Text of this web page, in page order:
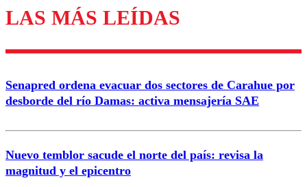
Los comentarios son moderados para garantizar un
diálogo respetuoso.
Correo
LAS MÁS LEÍDAS
Senapred ordena evacuar dos sectores de Carahue por
desborde del río Damas: activa mensajería SAE
Nuevo temblor sacude el norte del país: revisa la
magnitud y el epicentro